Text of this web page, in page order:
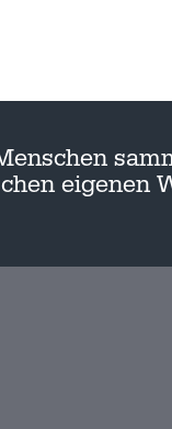
eigenen